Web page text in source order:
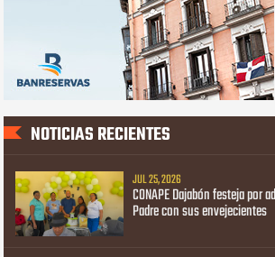
NOTICIAS RECIENTES
JUL 25, 2026
CONAPE Dajabón festeja por
Padre con sus envejecientes